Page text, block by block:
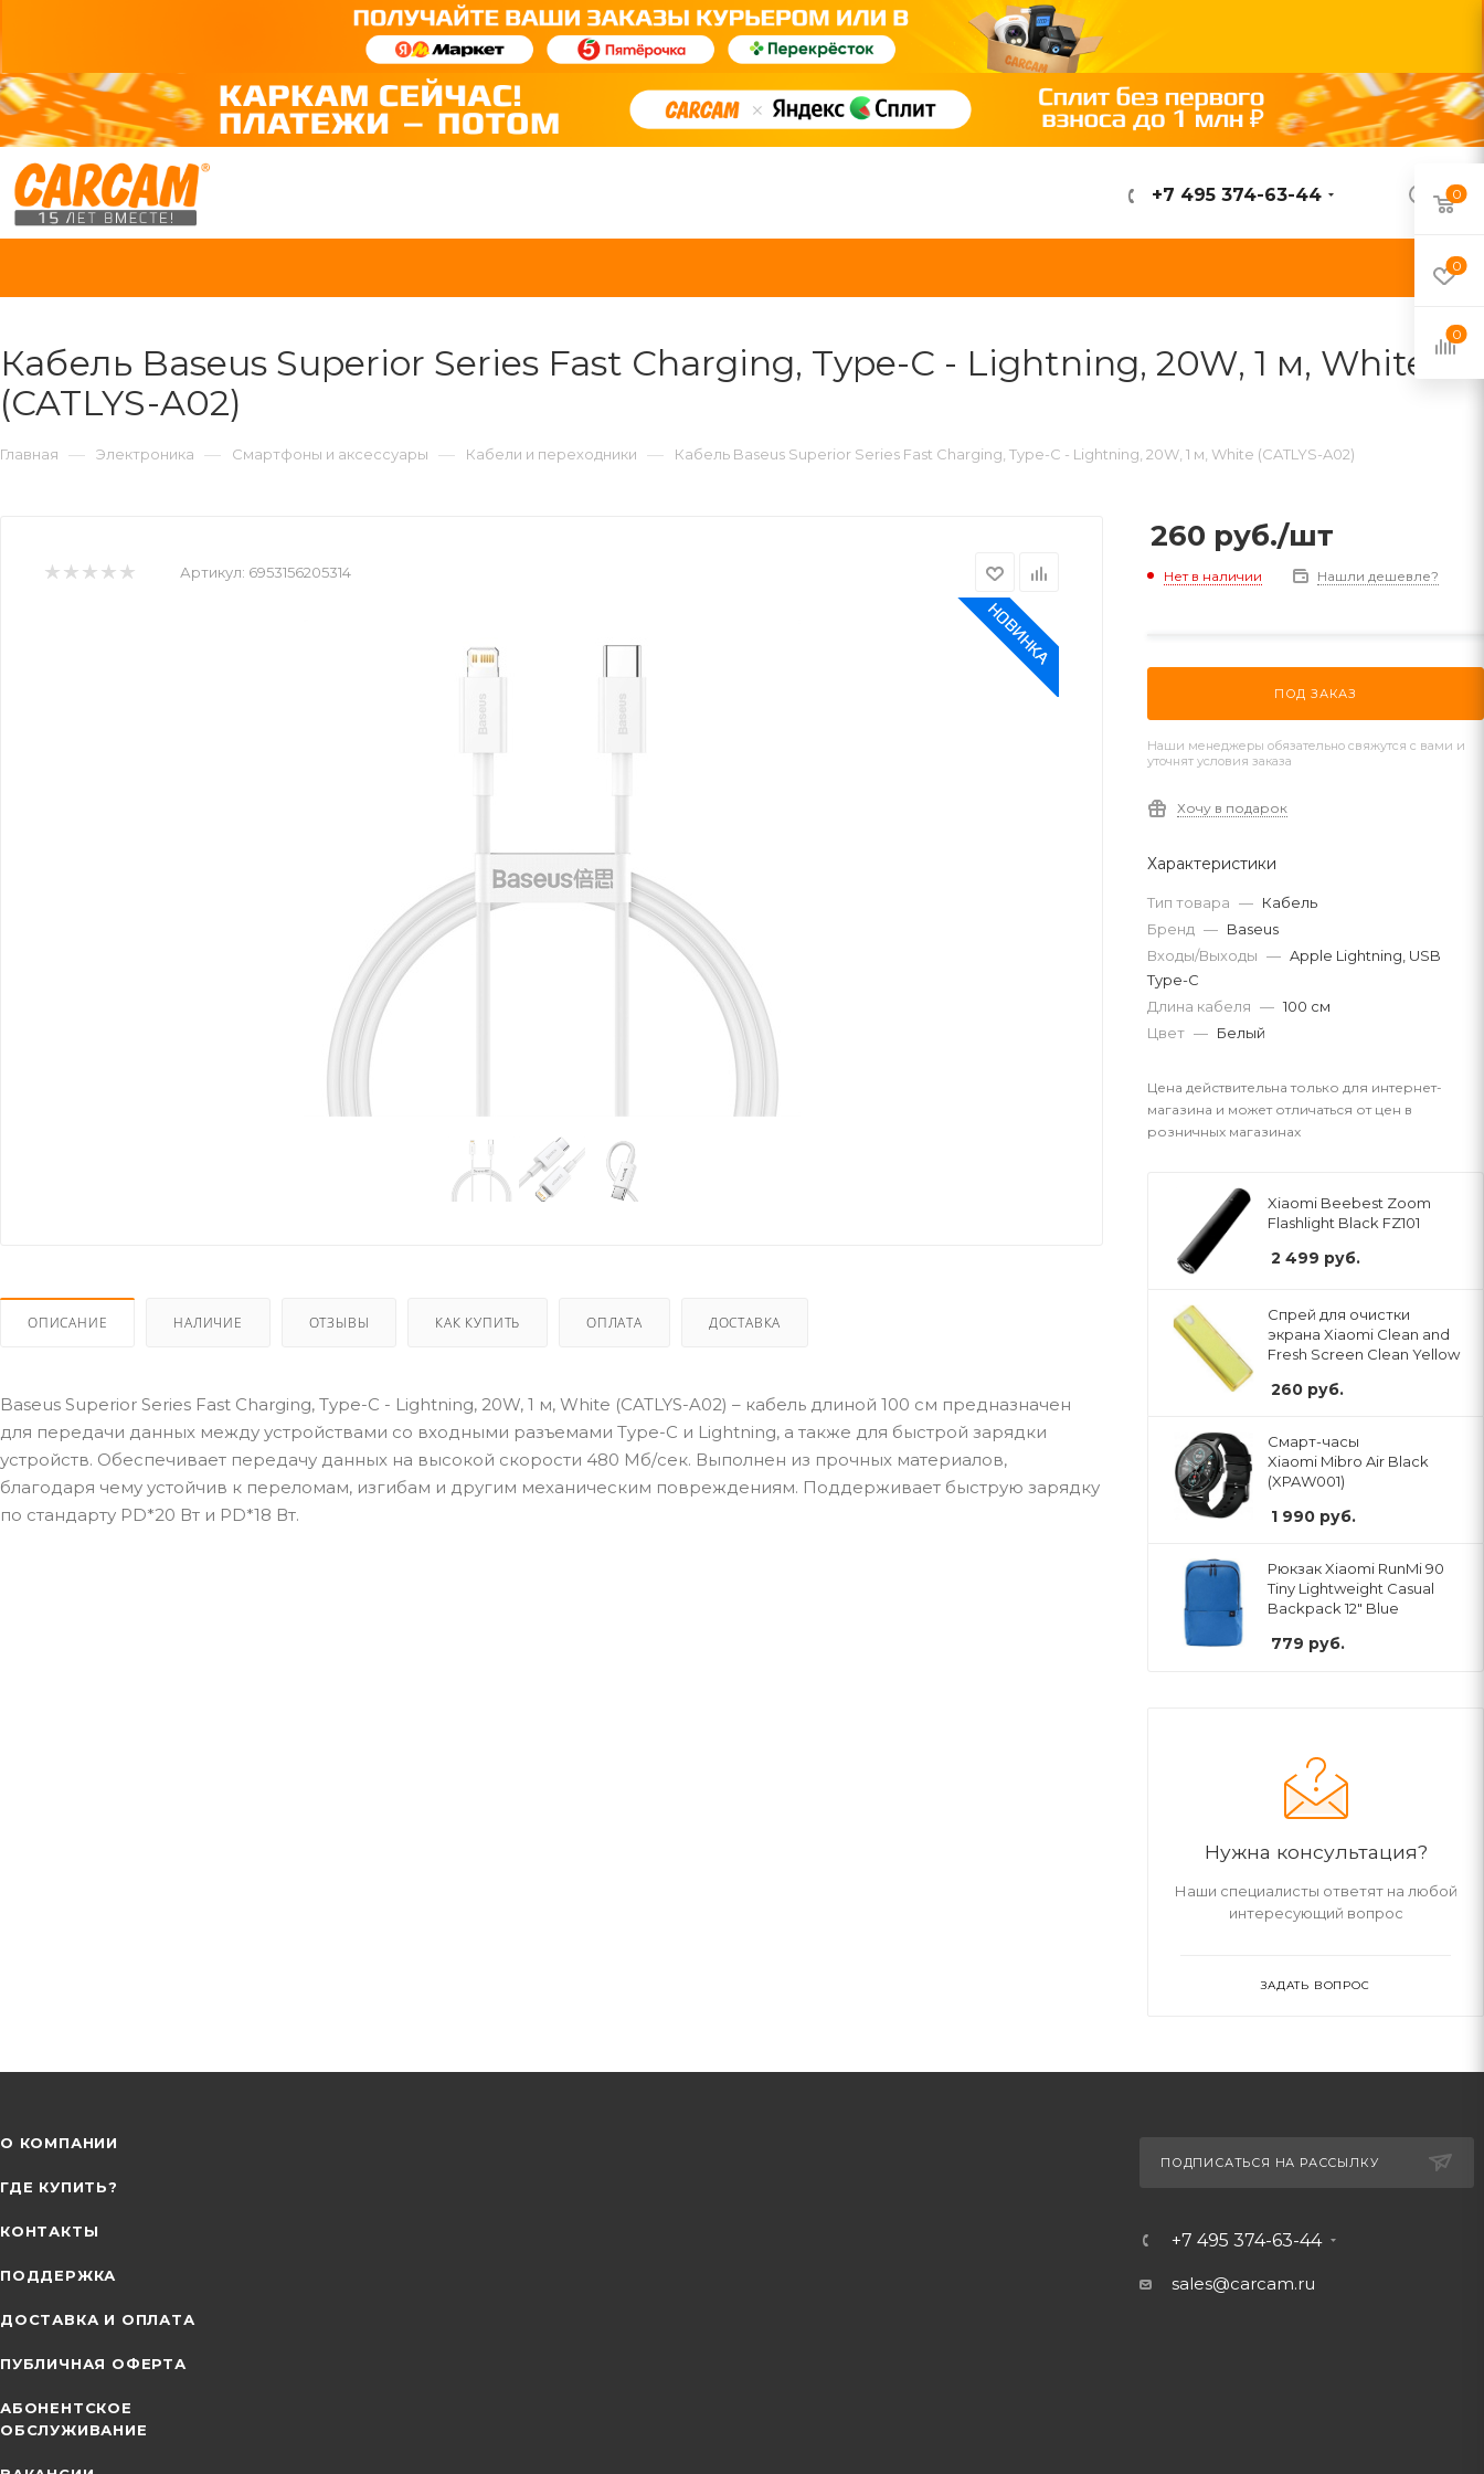
ВОЙТИ
+7 495 374-63-44
Кабель Baseus Superior Series Fast Charging, Type-C - Lightning, 20W, 1 м, White
(CATLYS-A02)
Главная — Электроника — Смартфоны и аксессуары — Кабели и переходники — Кабель Baseus Superior Series Fast Charging, Type-C - Lightning, 20W, 1 м, White (CATLYS-A02)
Артикул: 6953156205314
ОПИСАНИЕ НАЛИЧИЕ ОТЗЫВЫ КАК КУПИТЬ ОПЛАТА ДОСТАВКА
Baseus Superior Series Fast Charging, Type-C - Lightning, 20W, 1 м, White (CATLYS-A02) – кабель длиной 100 см предназначен
для передачи данных между устройствами со входными разъемами Type-C и Lightning, а также для быстрой зарядки
устройств. Обеспечивает передачу данных на высокой скорости 480 Мб/сек. Выполнен из прочных материалов,
благодаря чему устойчив к переломам, изгибам и другим механическим повреждениям. Поддерживает быструю зарядку
по стандарту PD*20 Вт и PD*18 Вт.
260 руб./шт
Нет в наличии Нашли дешевле?
ПОД ЗАКАЗ
Наши менеджеры обязательно свяжутся с вами и
уточнят условия заказа
Хочу в подарок
Характеристики
Тип товара — Кабель
Бренд — Baseus
Входы/Выходы — Apple Lightning, USB
Type-C
Длина кабеля — 100 см
Цвет — Белый
Цена действительна только для интернет-
магазина и может отличаться от цен в
розничных магазинах
Xiaomi Beebest Zoom
Flashlight Black FZ101
2 499 руб.
Спрей для очистки
экрана Xiaomi Clean and
Fresh Screen Clean Yellow
260 руб.
Смарт-часы
Xiaomi Mibro Air Black
(XPAW001)
1 990 руб.
Рюкзак Xiaomi RunMi 90
Tiny Lightweight Casual
Backpack 12" Blue
779 руб.
Нужна консультация?
Наши специалисты ответят на любой
интересующий вопрос
ЗАДАТЬ ВОПРОС
О КОМПАНИИ
ГДЕ КУПИТЬ?
КОНТАКТЫ
ПОДДЕРЖКА
ДОСТАВКА И ОПЛАТА
ПУБЛИЧНАЯ ОФЕРТА
АБОНЕНТСКОЕ
ОБСЛУЖИВАНИЕ
ПОДПИСАТЬСЯ НА РАССЫЛКУ
+7 495 374-63-44
sales@carcam.ru
0
0
0